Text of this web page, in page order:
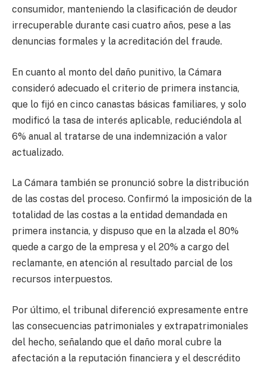
consumidor, manteniendo la clasificación de deudor
irrecuperable durante casi cuatro años, pese a las
denuncias formales y la acreditación del fraude.
En cuanto al monto del daño punitivo, la Cámara
consideró adecuado el criterio de primera instancia,
que lo fijó en cinco canastas básicas familiares, y solo
modificó la tasa de interés aplicable, reduciéndola al
6% anual al tratarse de una indemnización a valor
actualizado.
La Cámara también se pronunció sobre la distribución
de las costas del proceso. Confirmó la imposición de la
totalidad de las costas a la entidad demandada en
primera instancia, y dispuso que en la alzada el 80%
quede a cargo de la empresa y el 20% a cargo del
reclamante, en atención al resultado parcial de los
recursos interpuestos.
Por último, el tribunal diferenció expresamente entre
las consecuencias patrimoniales y extrapatrimoniales
del hecho, señalando que el daño moral cubre la
afectación a la reputación financiera y el descrédito